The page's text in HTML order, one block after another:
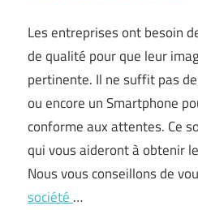
Les entreprises ont besoin
de qualité pour que leur
pertinente. Il ne suffit pas
ou encore un Smartphone
conforme aux attentes. Ce
qui vous aideront à obtenir
Nous vous conseillons de
société…